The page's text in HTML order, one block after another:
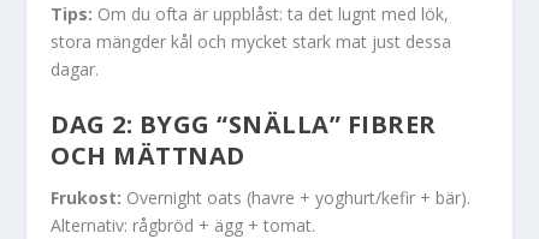
Tips: Om du ofta är uppblåst: ta det lugnt med lök,
stora mängder kål och mycket stark mat just dessa
dagar.
DAG 2: BYGG “SNÄLLA” FIBRER
OCH MÄTTNAD
Frukost: Overnight oats (havre + yoghurt/kefir + bär).
Alternativ: rågbröd + ägg + tomat.